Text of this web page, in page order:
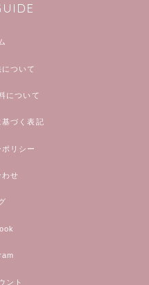
ついて
について
づく表記
リシー
わせ
ント